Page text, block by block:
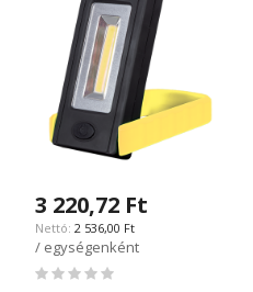
3 220,72 Ft
2 536,00 Ft
/ egységenként
Rating: